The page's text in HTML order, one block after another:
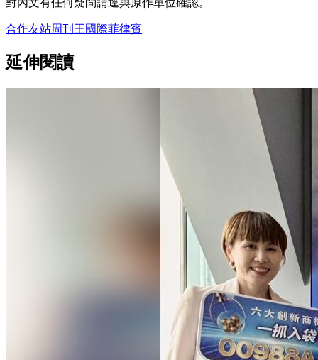
對內文有任何疑問請逕與原作單位確認。
合作友站周刊王國際菲律賓
延伸閱讀